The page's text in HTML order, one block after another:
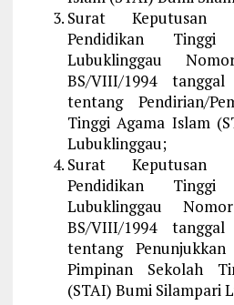
Surat Keputusan
Pendidikan
Lubuklinggau
BS/VIII/1994
tentang Pendirian/
Tinggi Agama Islam
Lubuklinggau;
Surat Keputusan
Pendidikan
Lubuklinggau
BS/VIII/1994
tentang
Pimpinan Sekolah
(STAI) Bumi Silampari